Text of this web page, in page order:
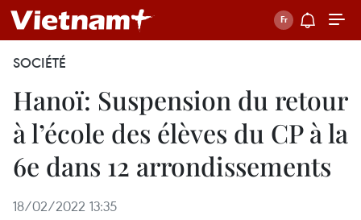
SOCIÉTÉ
Hanoï: Suspension du retour
à l’école des élèves du CP à la
6e dans 12 arrondissements
18/02/2022 13:35